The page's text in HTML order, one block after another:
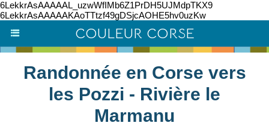
6LekkrAsAAAAAL_uzwWfIMb6Z1PrDH5UJMdpTKX9
6LekkrAsAAAAAKAoTTtzf49gDSjcAOHE5hv0uzKw
COULEUR CORSE
Randonnée en Corse vers
les Pozzi - Rivière le
Marmanu